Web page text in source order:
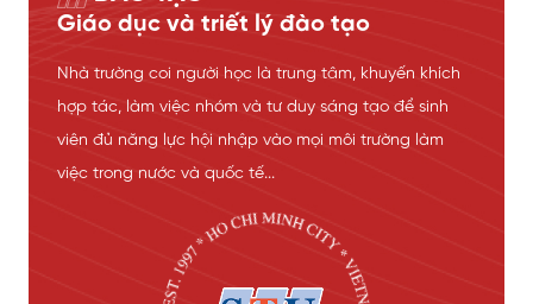
Giáo dục và triết lý đào tạo
Nhà trường coi người học là trung tâm, khuyến khích
hợp tác, làm việc nhóm và tư duy sáng tạo để sinh
viên đủ năng lực hội nhập vào mọi môi trường làm
việc trong nước và quốc tế...